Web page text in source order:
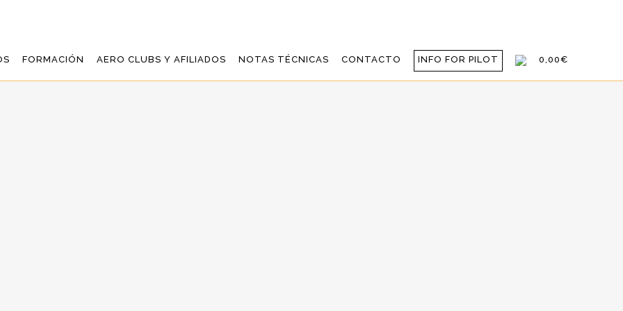
FORMACIÓN AERO CLUBS Y AFILIADOS NOTAS TÉCNICAS CONTACTO INFO FOR PILOT 0,00€